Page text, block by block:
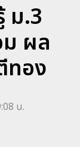
ม.3
ผล
ทอง
น.